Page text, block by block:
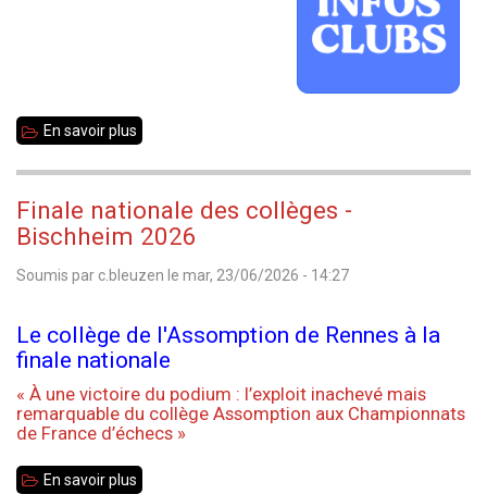
En savoir plus
Finale nationale des collèges -
Bischheim 2026
Soumis par c.bleuzen le mar, 23/06/2026 - 14:27
Le collège de l'Assomption de Rennes à la
finale nationale
« À une victoire du podium : l’exploit inachevé mais
remarquable du collège Assomption aux Championnats
de France d’échecs »
En savoir plus